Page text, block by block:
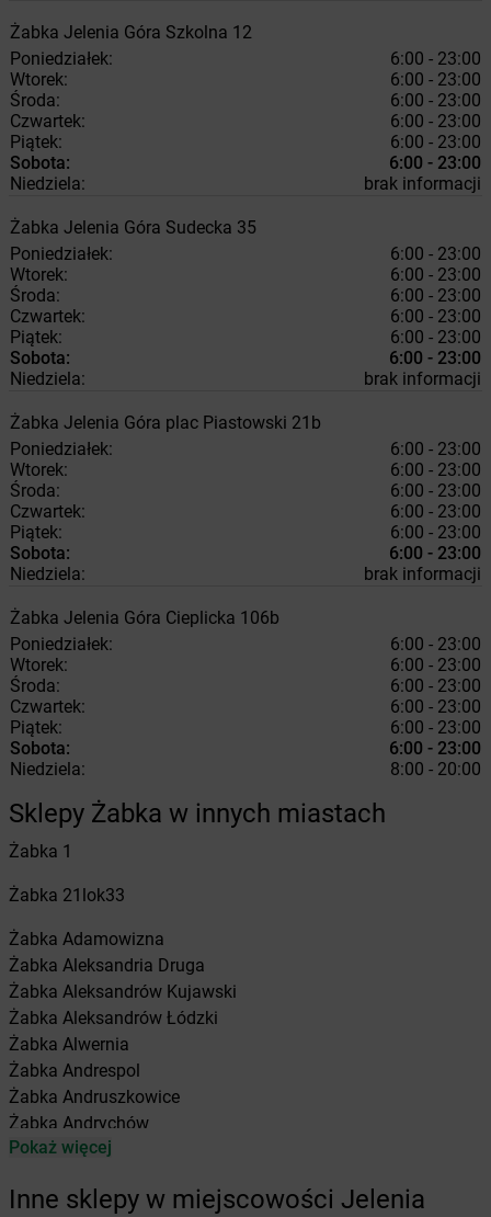
Żabka Jelenia Góra Szkolna 12
Poniedziałek:
6:00 - 23:00
Wtorek:
6:00 - 23:00
Środa:
6:00 - 23:00
Czwartek:
6:00 - 23:00
Piątek:
6:00 - 23:00
Sobota:
6:00 - 23:00
Niedziela:
brak informacji
Żabka Jelenia Góra Sudecka 35
Poniedziałek:
6:00 - 23:00
Wtorek:
6:00 - 23:00
Środa:
6:00 - 23:00
Czwartek:
6:00 - 23:00
Piątek:
6:00 - 23:00
Sobota:
6:00 - 23:00
Niedziela:
brak informacji
Żabka Jelenia Góra plac Piastowski 21b
Poniedziałek:
6:00 - 23:00
Wtorek:
6:00 - 23:00
Środa:
6:00 - 23:00
Czwartek:
6:00 - 23:00
Piątek:
6:00 - 23:00
Sobota:
6:00 - 23:00
Niedziela:
brak informacji
Żabka Jelenia Góra Cieplicka 106b
Poniedziałek:
6:00 - 23:00
Wtorek:
6:00 - 23:00
Środa:
6:00 - 23:00
Czwartek:
6:00 - 23:00
Piątek:
6:00 - 23:00
Sobota:
6:00 - 23:00
Niedziela:
8:00 - 20:00
Sklepy Żabka w innych miastach
Żabka 1
Żabka 21lok33
Żabka Adamowizna
Żabka Aleksandria Druga
Żabka Aleksandrów Kujawski
Żabka Aleksandrów Łódzki
Żabka Alwernia
Żabka Andrespol
Żabka Andruszkowice
Żabka Andrychów
Żabka Antonie
Żabka Automat
Pokaż więcej
Inne sklepy w miejscowości Jelenia